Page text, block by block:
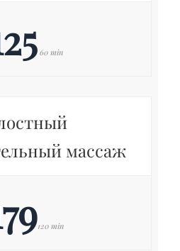
60 min
массаж
120 min